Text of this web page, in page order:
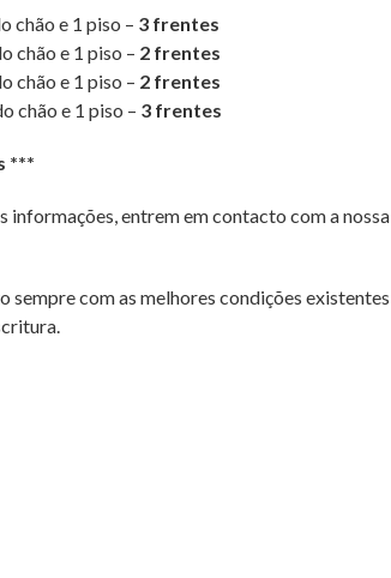
chão e 1 piso – 3 frentes
chão e 1 piso – 2 frentes
chão e 1 piso – 2 frentes
chão e 1 piso – 3 frentes
***
entrem em contacto com a nossa
sempre com as melhores condições existentes